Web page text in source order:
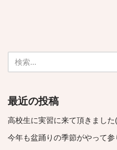
最近の投稿
高校生に実習に来て頂きました
今年も盆踊りの季節がやって